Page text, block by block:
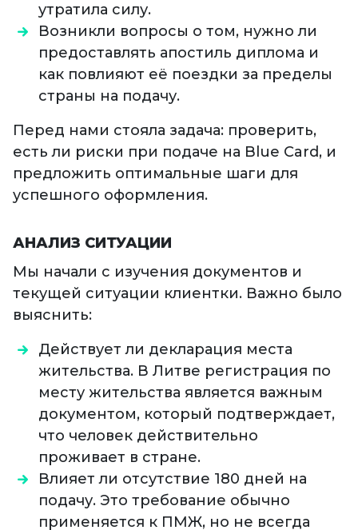
утратила силу.
Возникли вопросы о том, нужно ли
предоставлять апостиль диплома и
как повлияют её поездки за пределы
страны на подачу.
Перед нами стояла задача: проверить,
есть ли риски при подаче на Blue Card, и
предложить оптимальные шаги для
успешного оформления.
АНАЛИЗ СИТУАЦИИ
Мы начали с изучения документов и
текущей ситуации клиентки. Важно было
выяснить:
Действует ли декларация места
жительства. В Литве регистрация по
месту жительства является важным
документом, который подтверждает,
что человек действительно
проживает в стране.
Влияет ли отсутствие 180 дней на
подачу. Это требование обычно
применяется к ПМЖ, но не всегда